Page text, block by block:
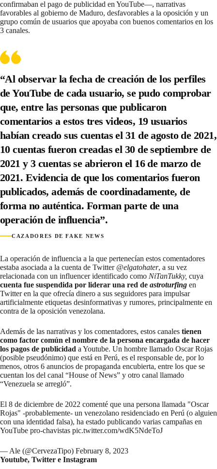
confirmaban el pago de publicidad en YouTube—, narrativas
favorables al gobierno de Maduro, desfavorables a la oposición y un
grupo común de usuarios que apoyaba con buenos comentarios en los
3 canales.
“Al observar la fecha de creación de los perfiles
de YouTube de cada usuario, se pudo comprobar
que, entre las personas que publicaron
comentarios a estos tres videos, 19 usuarios
habían creado sus cuentas el 31 de agosto de 2021,
10 cuentas fueron creadas el 30 de septiembre de
2021 y 3 cuentas se abrieron el 16 de marzo de
2021. Evidencia de que los comentarios fueron
publicados, además de coordinadamente, de
forma no auténtica. Forman parte de una
operación de influencia”.
CAZADORES DE FAKE NEWS
La operación de influencia a la que pertenecían estos comentadores
estaba asociada a la cuenta de Twitter @elgatohater, a su vez
relacionada con un influencer identificado como NiTanTukky, cuya
cuenta fue suspendida por liderar una red de astroturfing en
Twitter en la que ofrecía dinero a sus seguidores para impulsar
artificialmente etiquetas desinformativas y rumores, principalmente en
contra de la oposición venezolana.
Además de las narrativas y los comentadores, estos canales tienen
como factor común el nombre de la persona encargada de hacer
los pagos de publicidad a Youtube. Un hombre llamado Oscar Rojas
(posible pseudónimo) que está en Perú, es el responsable de, por lo
menos, otros 6 anuncios de propaganda encubierta, entre los que se
cuentan los del canal “House of News” y otro canal llamado
“Venezuela se arregló”.
El 8 de diciembre de 2022 comenté que una persona llamada "Oscar
Rojas" -probablemente- un venezolano residenciado en Perú (o alguien
con una identidad falsa), ha estado publicando varias campañas en
YouTube pro-chavistas pic.twitter.com/wdK5NdeToJ
— Ale (@CervezaTipo) February 8, 2023
Youtube, Twitter e Instagram